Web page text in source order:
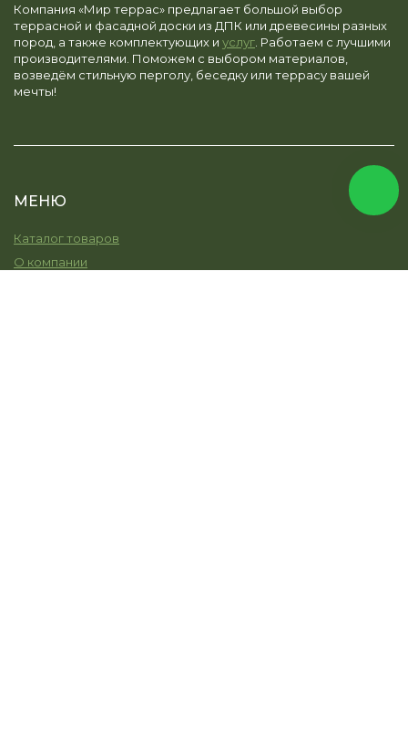
Компания «Мир террас» предлагает большой выбор
террасной и фасадной доски из ДПК или древесины разных
пород, а также комплектующих и услуг . Работаем с лучшими
производителями. Поможем с выбором материалов,
возведём стильную перголу, беседку или террасу вашей
мечты!
МЕНЮ
Каталог товаров
О компании